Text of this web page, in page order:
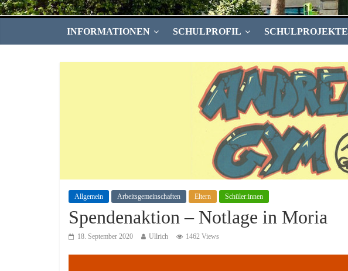
INFORMATIONEN SCHULPROFIL SCHULPROJEKTE
Allgemein Arbeitsgemeinschaften Eltern Schüler:innen
Spendenaktion – Notlage in Moria
18. September 2020 Ullrich 1462 Views